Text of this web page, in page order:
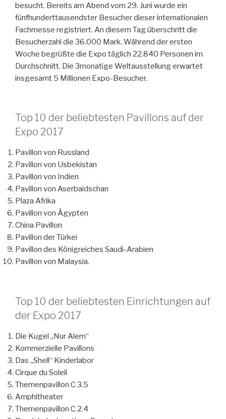
besucht. Bereits am Abend vom 29. Juni wurde ein
fünfhunderttausendster Besucher dieser internationalen
Fachmesse registriert. An diesem Tag überschritt die
Besucherzahl die 36.000 Mark. Während der ersten
Woche begrüßte die Expo täglich 22.840 Personen im
Durchschnitt. Die 3monatige Weltausstellung erwartet
insgesamt 5 Millionen Expo-Besucher.
Top 10 der beliebtesten Pavillons auf der
Expo 2017
Pavillon von Russland
Pavillon von Usbekistan
Pavillon von Indien
Pavillon von Aserbaidschan
Plaza Afrika
Pavillon von Ägypten
China Pavillon
Pavillon der Türkei
Pavillon des Königreiches Saudi-Arabien
Pavillon von Malaysia.
Top 10 der beliebtesten Einrichtungen auf
der Expo 2017
Die Kugel „Nur Alem“
Kommerzielle Pavillons
Das „Shell“ Kinderlabor
Cirque du Soleil
Themenpavillon С 3.5
Amphitheater
Themenpavillon С 2.4